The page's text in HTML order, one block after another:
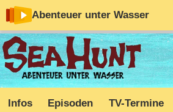
Abenteuer unter Wasser
Infos Episoden TV-Termine